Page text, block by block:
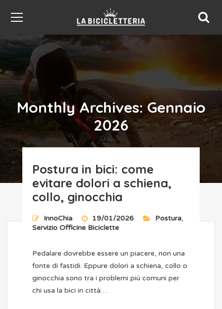
Monthly Archives: Gennaio
2026
Home Archives for Gennaio 2026
Postura in bici: come
evitare dolori a schiena,
collo, ginocchia
InnoChia 19/01/2026 Postura,
Servizio Officine Biciclette
Pedalare dovrebbe essere un piacere, non una
fonte di fastidi. Eppure dolori a schiena, collo o
ginocchia sono tra i problemi più comuni per
chi usa la bici in città…